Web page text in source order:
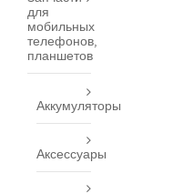
для
мобильных
телефонов,
планшетов
Аккумуляторы
Аксессуары